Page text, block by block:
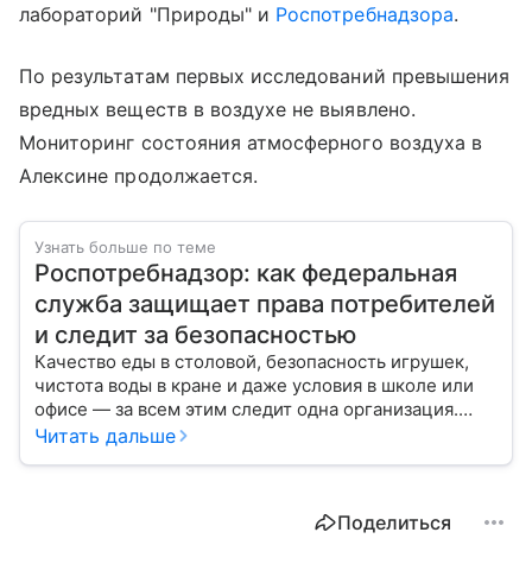
лабораторий "Природы" и Роспотребнадзора.
По результатам первых исследований превышения
вредных веществ в воздухе не выявлено.
Мониторинг состояния атмосферного воздуха в
Алексине продолжается.
Узнать больше по теме
Роспотребнадзор: как федеральная
служба защищает права потребителей
и следит за безопасностью
Качество еды в столовой, безопасность игрушек,
чистота воды в кране и даже условия в школе или
офисе — за всем этим следит одна организация.
Роспотребнадзор — федеральная служба, которая
её работа важна для каждого жителя России.
Читать дальше
Поделиться